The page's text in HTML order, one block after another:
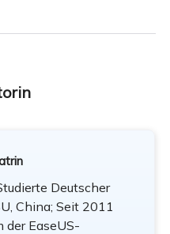
Deutscher
China; Seit 2011
der EaseUS-